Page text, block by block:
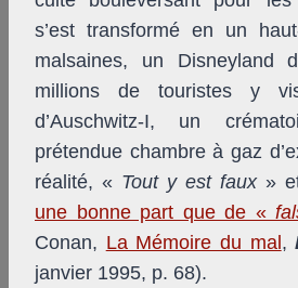
s’est transformé en un
malsaines, un Disneyland
millions de touristes y
d’Auschwitz-I, un
prétendue chambre à gaz
réalité, « Tout y est faux»
une bonne part que de «
Conan, La Mémoire du mal,
janvier 1995, p. 68).